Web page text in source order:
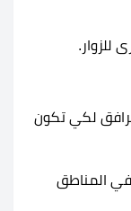
للزوار.
لكي تكون
في المناطق